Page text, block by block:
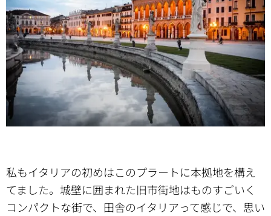
私もイタリアの初めはこのプラートに本拠地を構え
てました。城壁に囲まれた旧市街地はものすごいく
コンパクトな街で、田舎のイタリアって感じで、思い